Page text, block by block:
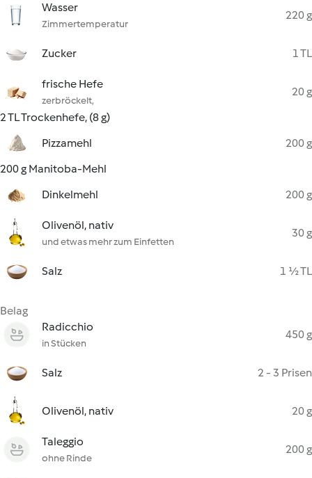
Wasser
Zimmertemperatur
220 g
Zucker 1 TL
frische Hefe
zerbröckelt,
20 g
2 TL Trockenhefe, (8 g)
Pizzamehl
200 g
200 g Manitoba-Mehl
Dinkelmehl
200 g
Olivenöl, nativ
und etwas mehr zum Einfetten
30 g
Salz 1 ½ TL
Belag
Radicchio
in Stücken
450 g
Salz 2 - 3 Prisen
Olivenöl, nativ 20 g
Taleggio
ohne Rinde
200 g